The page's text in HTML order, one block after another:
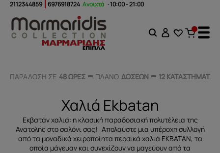
2112344859 6976918724 Ανοιχτά · 10:00 - 21:00
ΠΑΡΑΔΟΣΗ ΣΕ 48 ΩΡΕΣ ΠΛΑΝΟ ΔΟΣΕΩΝ 12 ΚΑΤΑΣΤΗΜΑΤΑ
ΠΑΡΑΔΟΣΗ ΣΕ 48 ΩΡΕΣ ΠΛΑΝΟ ΔΟΣΕΩΝ 12 ΚΑΤΑΣΤΗΜΑΤΑ
Χαλιά Ekbatan
Εκβατάν χαλιά: η κλασική παραδοσιακή πολυτέλεια της
Ανατολής στο σαλόνι σας! Απολαύστε μια υπέροχη συλλογή
από τα μοναδικά χειροποίητα περσικά χαλιά ΕΚΒΑΤΑΝ, τα
οποία μάγευαν και συνεχίζουν να μαγεύουν από τα